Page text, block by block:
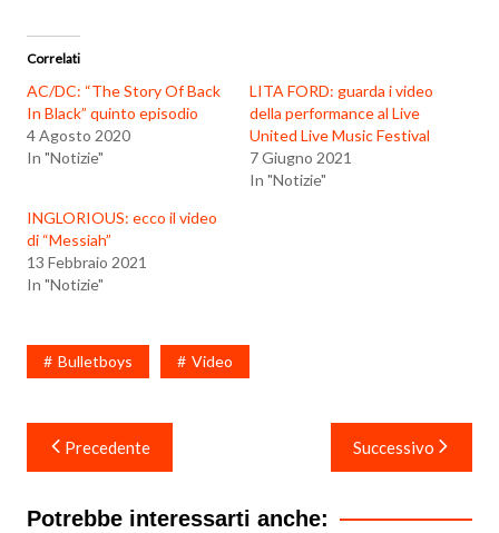
Correlati
AC/DC: “The Story Of Back
In Black” quinto episodio
4 Agosto 2020
In "Notizie"
LITA FORD: guarda i video
della performance al Live
United Live Music Festival
7 Giugno 2021
In "Notizie"
INGLORIOUS: ecco il video
di “Messiah”
13 Febbraio 2021
In "Notizie"
Bulletboys Video
Navigazione
articoli
Precedente Successivo
Potrebbe interessarti anche: